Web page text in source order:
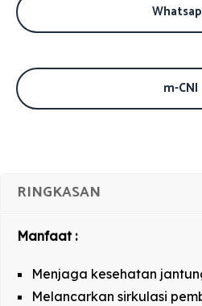
m-CNI
RINGKASAN
Manfaat :
Menjaga kesehatan
Melancarkan sirkulasi